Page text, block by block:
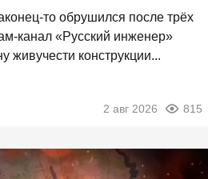
то обрушился после трёх
канал «Русский инженер»
живучести конструкции...
2 авг 2026 815